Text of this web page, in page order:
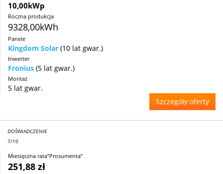
10,00kWp
Roczna produkcja
9328,00kWh
Panele
Kingdom Solar (10 lat gwar.)
Inwerter
Fronius (5 lat gwar.)
Montaż
5 lat gwar.
Szczegóły oferty
DOŚWIADCZENIE
7/10
Miesięczna rata”Prosumenta”
251,88 zł